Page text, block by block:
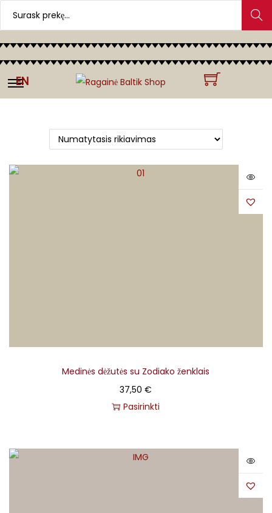
Search
EN
Medinės dėžutės su Zodiako ženklais
37,50€
Pasirinkti